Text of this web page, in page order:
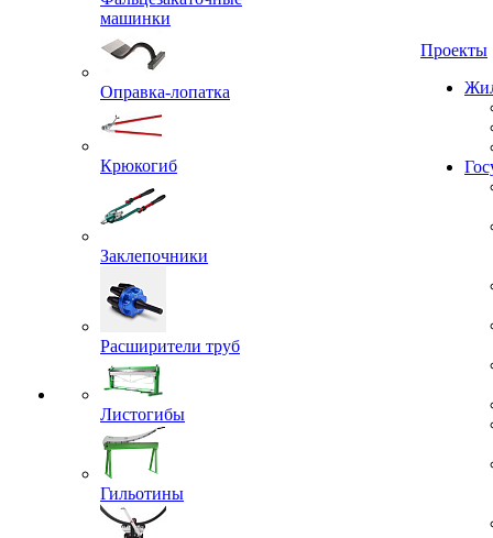
машинки
Оправка-лопатка
Крюкогиб
Заклепочники
Расширители труб
Листогибы
Гильотины